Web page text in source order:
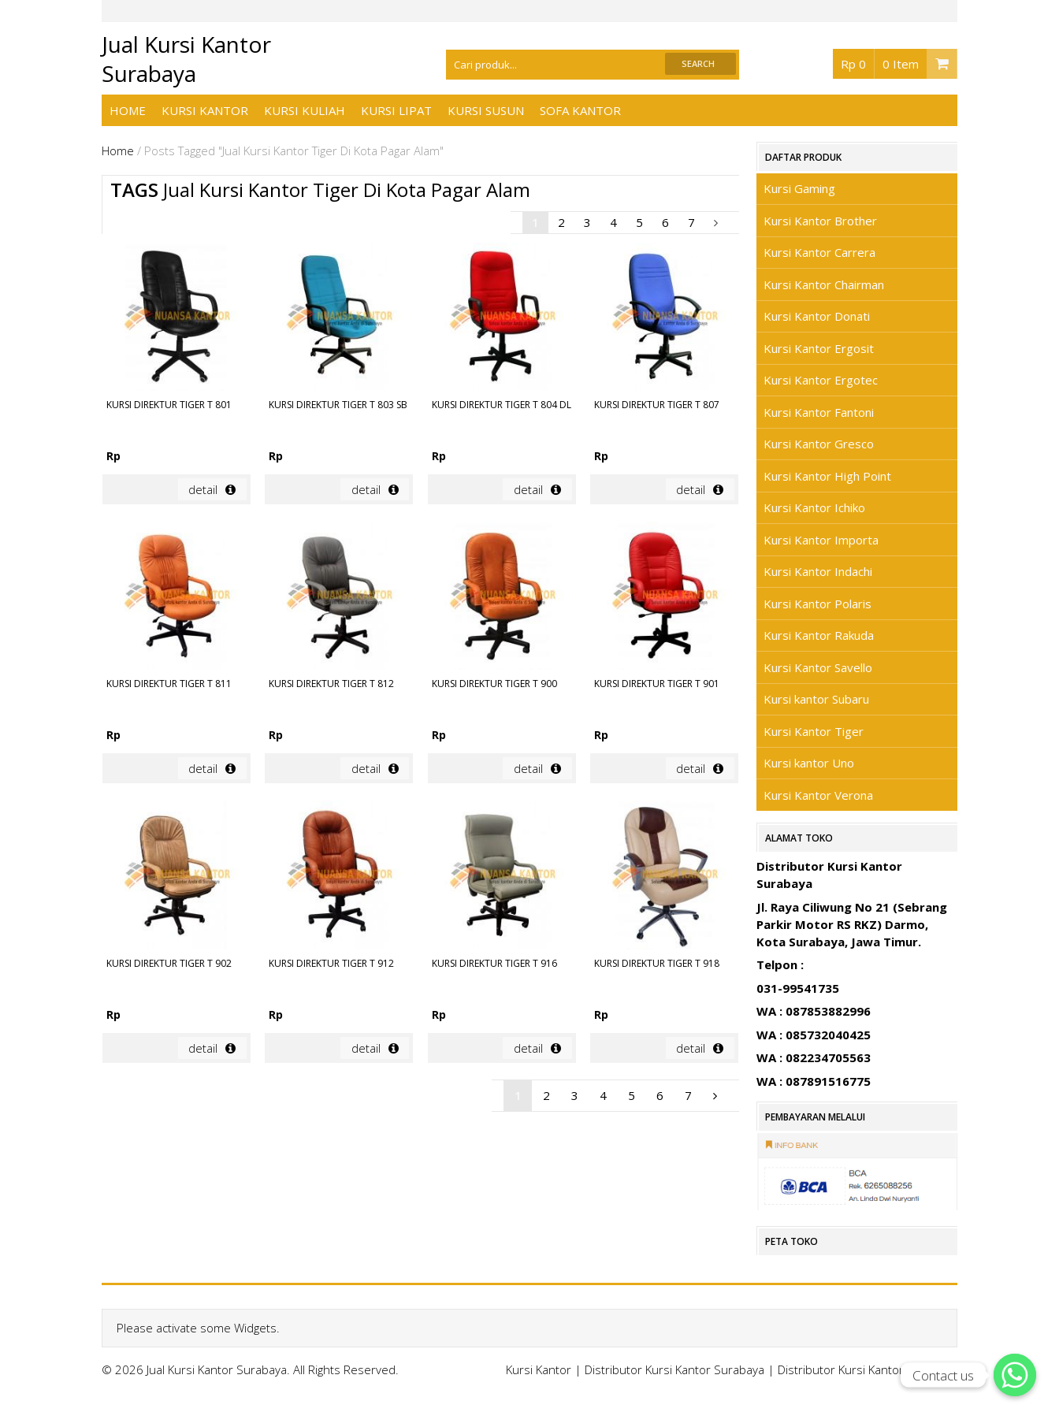
Jual Kursi Kantor
Surabaya
Rp 0 0 Item
HOME KURSI KANTOR KURSI KULIAH KURSI LIPAT KURSI SUSUN SOFA KANTOR
Home / Posts Tagged "Jual Kursi Kantor Tiger Di Kota Pagar Alam"
TAGS Jual Kursi Kantor Tiger Di Kota Pagar Alam
2 3 4 5 6 7
KURSI DIREKTUR TIGER T 801
Rp
detail
KURSI DIREKTUR TIGER T 803 SB
Rp
detail
KURSI DIREKTUR TIGER T 804 DL
Rp
detail
KURSI DIREKTUR TIGER T 807
Rp
detail
KURSI DIREKTUR TIGER T 811
Rp
detail
KURSI DIREKTUR TIGER T 812
Rp
detail
KURSI DIREKTUR TIGER T 900
Rp
detail
KURSI DIREKTUR TIGER T 901
Rp
detail
KURSI DIREKTUR TIGER T 902
Rp
detail
KURSI DIREKTUR TIGER T 912
Rp
detail
KURSI DIREKTUR TIGER T 916
Rp
detail
KURSI DIREKTUR TIGER T 918
Rp
detail
2 3 4 5 6 7
DAFTAR PRODUK
Kursi Gaming
Kursi Kantor Brother
Kursi Kantor Carrera
Kursi Kantor Chairman
Kursi Kantor Donati
Kursi Kantor Ergosit
Kursi Kantor Ergotec
Kursi Kantor Fantoni
Kursi Kantor Gresco
Kursi Kantor High Point
Kursi Kantor Ichiko
Kursi Kantor Importa
Kursi Kantor Indachi
Kursi Kantor Polaris
Kursi Kantor Rakuda
Kursi Kantor Savello
Kursi kantor Subaru
Kursi Kantor Tiger
Kursi kantor Uno
Kursi Kantor Verona
ALAMAT TOKO
Distributor Kursi Kantor
Surabaya
Jl. Raya Ciliwung No 21 (Sebrang
Parkir Motor RS RKZ) Darmo,
Kota Surabaya, Jawa Timur.
Telpon :
031-99541735
WA : 087853882996
WA : 085732040425
WA : 082234705563
WA : 087891516775
PEMBAYARAN MELALUI
PETA TOKO
Please activate some Widgets.
© 2026 Jual Kursi Kantor Surabaya. All Rights Reserved. Kursi Kantor | Distributor Kursi Kantor Surabaya | Distributor Kursi Kantor Surabaya
Contact us
Contact us